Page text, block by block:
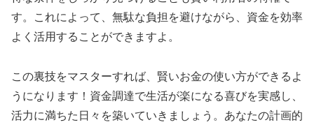
す。これによって、無駄な負担を避けながら、資金を効率
よく活用することができますよ。
この裏技をマスターすれば、賢いお金の使い方ができるよ
うになります！資金調達で生活が楽になる喜びを実感し、
活力に満ちた日々を築いていきましょう。あなたの計画的